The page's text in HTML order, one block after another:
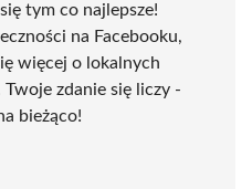
tym co najlepsze!
na Facebooku,
więcej o lokalnych
zdanie się liczy -
bieżąco!